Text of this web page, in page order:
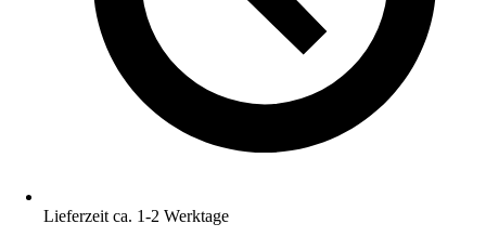
Lieferzeit ca. 1-2 Werktage